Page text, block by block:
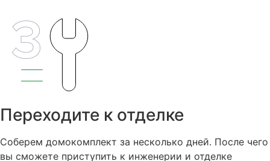
Переходите к отделке
Соберем домокомплект за несколько дней. После чего
вы сможете приступить к инженерии и отделке